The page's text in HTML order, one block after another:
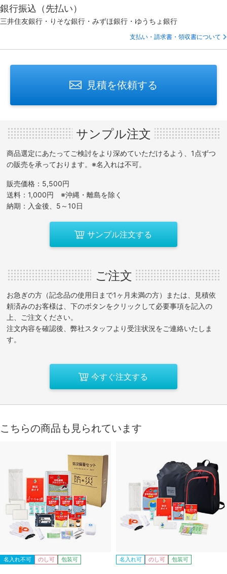
銀行振込（先払い）
三井住友銀行・りそな銀行・みずほ銀行・ゆうちょ銀行
支払い・請求書・領収書について
見積を依頼する
サンプル注文
商品選定にあたってご検討をより深めていただけるよう、1点ずつ
の販売を承っております。※名入れは不可。
販売価格：5,500円
送料：1,000円 ※沖縄・離島を除く
納期：入金後、5～10日
サンプル注文する
ご注文
お急ぎの方（記念品の使用日まで1ヶ月未満の方）または、見積依
頼済みのお客様は、下のボタンをクリックして必要事項を記入の
上、ご注文ください。
注文内容を確認後、弊社スタッフより受注状況をご連絡いたしま
す。
今すぐ注文する
こちらの商品も見られています
名入れ不可 のし可 包装可 名入れ可 のし可 包装可